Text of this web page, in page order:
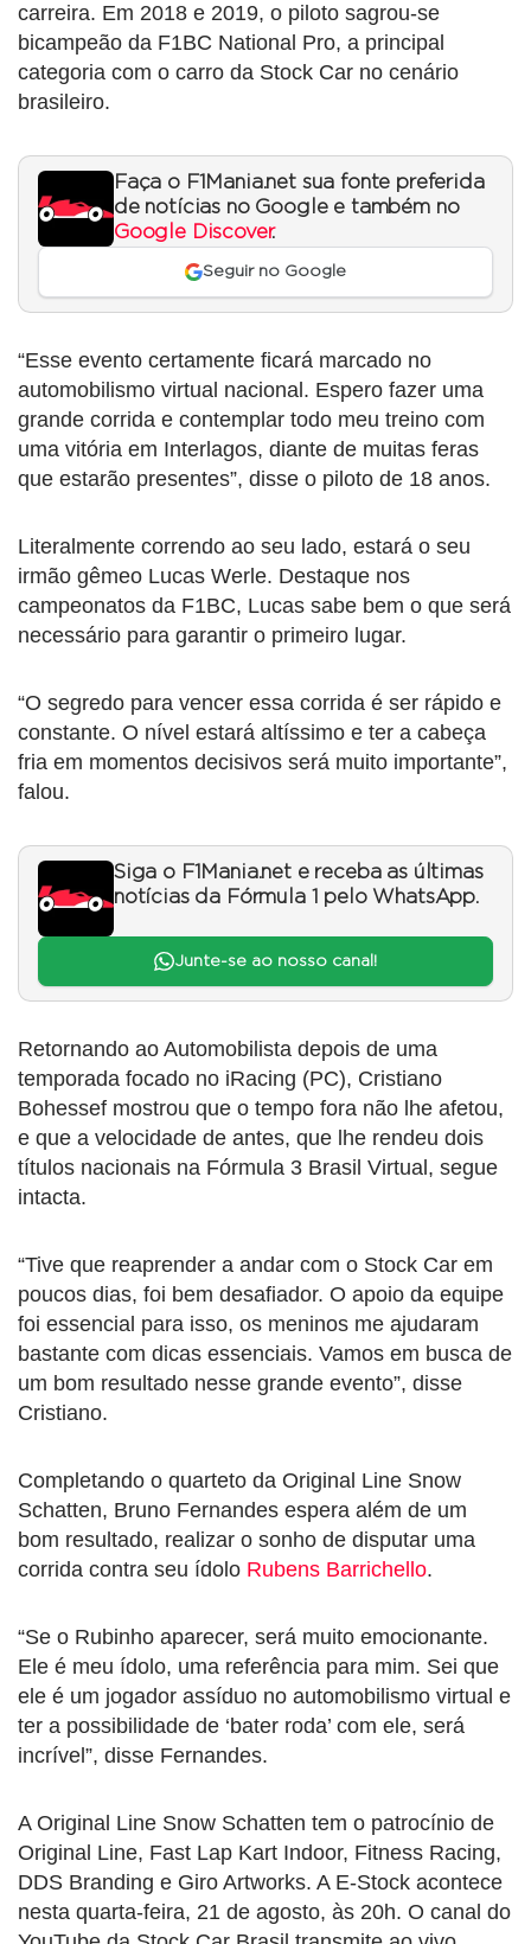
carreira. Em 2018 e 2019, o piloto sagrou-se
bicampeão da F1BC National Pro, a principal
categoria com o carro da Stock Car no cenário
brasileiro.
Faça o F1Mania.net sua fonte preferida
de notícias no Google e também no
Google Discover.
Seguir no Google
“Esse evento certamente ficará marcado no
automobilismo virtual nacional. Espero fazer uma
grande corrida e contemplar todo meu treino com
uma vitória em Interlagos, diante de muitas feras
que estarão presentes”, disse o piloto de 18 anos.
Literalmente correndo ao seu lado, estará o seu
irmão gêmeo Lucas Werle. Destaque nos
campeonatos da F1BC, Lucas sabe bem o que será
necessário para garantir o primeiro lugar.
“O segredo para vencer essa corrida é ser rápido e
constante. O nível estará altíssimo e ter a cabeça
fria em momentos decisivos será muito importante”,
falou.
Siga o F1Mania.net e receba as últimas
notícias da Fórmula 1 pelo WhatsApp.
Junte-se ao nosso canal!
Retornando ao Automobilista depois de uma
temporada focado no iRacing (PC), Cristiano
Bohessef mostrou que o tempo fora não lhe afetou,
e que a velocidade de antes, que lhe rendeu dois
títulos nacionais na Fórmula 3 Brasil Virtual, segue
intacta.
“Tive que reaprender a andar com o Stock Car em
poucos dias, foi bem desafiador. O apoio da equipe
foi essencial para isso, os meninos me ajudaram
bastante com dicas essenciais. Vamos em busca de
um bom resultado nesse grande evento”, disse
Cristiano.
Completando o quarteto da Original Line Snow
Schatten, Bruno Fernandes espera além de um
bom resultado, realizar o sonho de disputar uma
corrida contra seu ídolo Rubens Barrichello.
“Se o Rubinho aparecer, será muito emocionante.
Ele é meu ídolo, uma referência para mim. Sei que
ele é um jogador assíduo no automobilismo virtual e
ter a possibilidade de ‘bater roda’ com ele, será
incrível”, disse Fernandes.
A Original Line Snow Schatten tem o patrocínio de
Original Line, Fast Lap Kart Indoor, Fitness Racing,
DDS Branding e Giro Artworks. A E-Stock acontece
nesta quarta-feira, 21 de agosto, às 20h. O canal do